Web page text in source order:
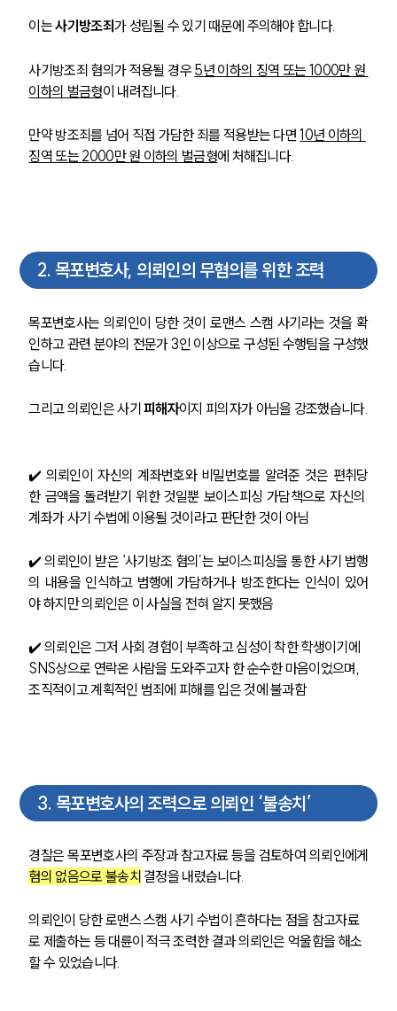
그룹소개
이는 사기방조죄가 성립될 수 있기 때문에 주의해야 합니다.
사기방조죄 혐의가 적용될 경우 5년 이하의 징역 또는 1000만 원
이하의 벌금형이 내려집니다.
만약 방조죄를 넘어 직접 가담한 죄를 적용받는 다면 10년 이하의
징역 또는 2000만 원 이하의 벌금형에 처해집니다.
2. 목포변호사, 의뢰인의 무혐의를 위한 조력
목포변호사는 의뢰인이 당한 것이 로맨스 스캠 사기라는 것을 확
인하고 관련 분야의 전문가 3인 이상으로 구성된 수행팀을 구성했
습니다.
그리고 의뢰인은 사기 피해자이지 피의자가 아님을 강조했습니다.
✔️ 의뢰인이 자신의 계좌번호와 비밀번호를 알려준 것은 편취당
한 금액을 돌려받기 위한 것일뿐 보이스피싱 가담책으로 자신의
계좌가 사기 수법에 이용될 것이라고 판단한 것이 아님
✔️ 의뢰인이 받은 ‘사기방조 혐의’는 보이스피싱을 통한 사기 범행
의 내용을 인식하고 범행에 가담하거나 방조한다는 인식이 있어
야 하지만 의뢰인은 이 사실을 전혀 알지 못했음
✔️ 의뢰인은 그저 사회 경험이 부족하고 심성이 착한 학생이기에
SNS상으로 연락온 사람을 도와주고자 한 순수한 마음이었으며,
조직적이고 계획적인 범죄에 피해를 입은 것에 불과함
3. 목포변호사의 조력으로 의뢰인 ‘불송치’
경찰은 목포변호사의 주장과 참고자료 등을 검토하여 의뢰인에게
혐의 없음으로 불송치 결정을 내렸습니다.
의뢰인이 당한 로맨스 스캠 사기 수법이 흔하다는 점을 참고자료
로 제출하는 등 대륜이 적극 조력한 결과 의뢰인은 억울함을 해소
할 수 있었습니다.